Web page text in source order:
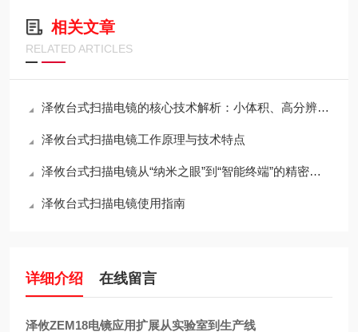
相关文章
RELATED ARTICLES
泽攸台式扫描电镜的核心技术解析：小体积、高分辨率与桌面化的如何兼得？
泽攸台式扫描电镜工作原理与技术特点
泽攸台式扫描电镜从“纳米之眼”到“智能终端”的精密架构
泽攸台式扫描电镜使用指南
详细介绍 在线留言
泽攸ZEM18电镜应用扩展从实验室到生产线